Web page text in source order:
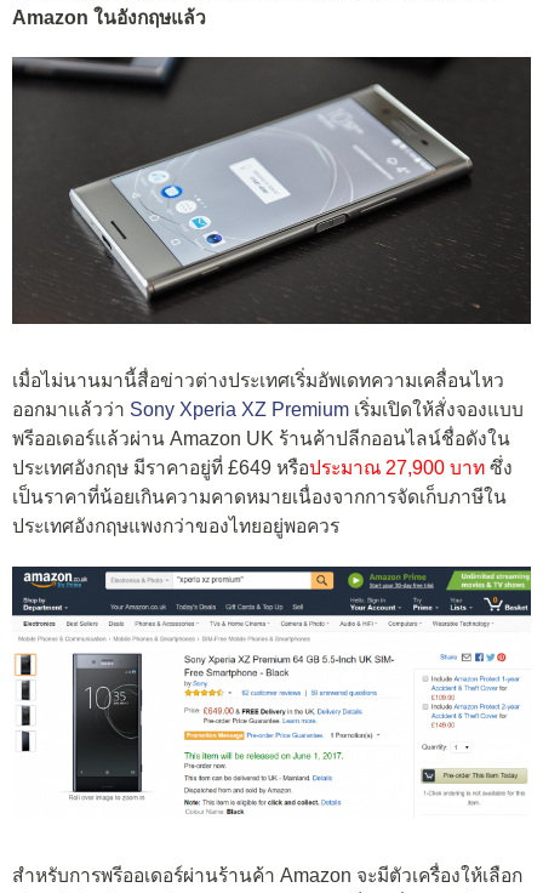
Amazon ในอังกฤษแล้ว
เมื่อไม่นานมานี้สื่อข่าวต่างประเทศเริ่มอัพเดทความเคลื่อนไหว
ออกมาแล้วว่า Sony Xperia XZ Premium เริ่มเปิดให้สั่งจองแบบ
พรีออเดอร์แล้วผ่าน Amazon UK ร้านค้าปลีกออนไลน์ชื่อดังใน
ประเทศอังกฤษ มีราคาอยู่ที่ £649 หรือประมาณ 27,900 บาท ซึ่ง
เป็นราคาที่น้อยเกินความคาดหมายเนื่องจากการจัดเก็บภาษีใน
ประเทศอังกฤษแพงกว่าของไทยอยู่พอควร
สำหรับการพรีออเดอร์ผ่านร้านค้า Amazon จะมีตัวเครื่องให้เลือก